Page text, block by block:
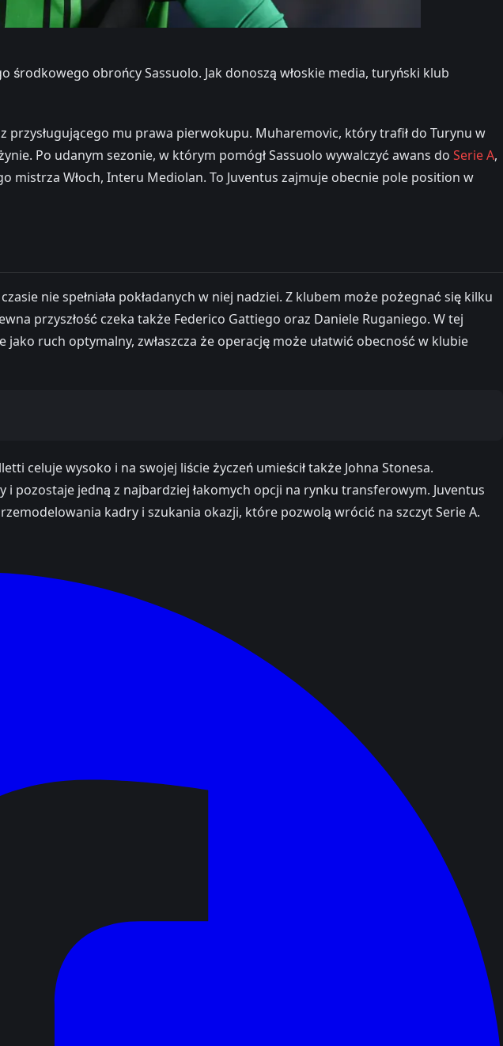
obrońcy Sassuolo. Jak donoszą włoskie media, turyński klub
mu prawa pierwokupu. Muharemovic, który trafił do Turynu w
Po udanym sezonie, w którym pomógł Sassuolo wywalczyć awans do Serie A,
mistrza Włoch, Interu Mediolan. To Juventus zajmuje obecnie pole position w
nie spełniała pokładanych w niej nadziei. Z klubem może pożegnać się kilku
przyszłość czeka także Federico Gattiego oraz Daniele Ruganiego. W tej
ruch optymalny, zwłaszcza że operację może ułatwić obecność w klubie
celuje wysoko i na swojej liście życzeń umieścił także Johna Stonesa.
pozostaje jedną z najbardziej łakomych opcji na rynku transferowym. Juventus
kadry i szukania okazji, które pozwolą wrócić na szczyt Serie A.